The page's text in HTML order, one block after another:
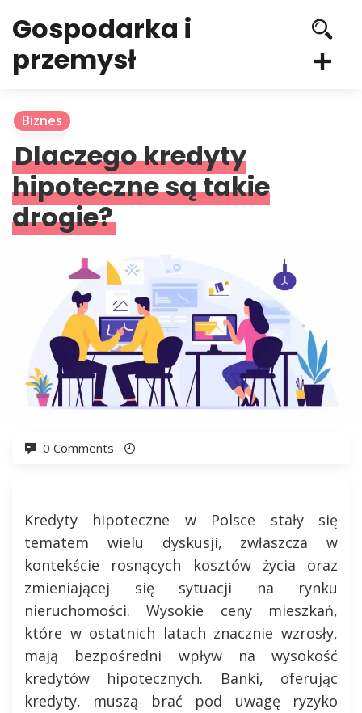
Gospodarka i
przemysł
Biznes
Dlaczego kredyty
hipoteczne są takie
drogie?
0 Comments
Kredyty hipoteczne w Polsce stały się
tematem wielu dyskusji, zwłaszcza w
kontekście rosnących kosztów życia oraz
zmieniającej się sytuacji na rynku
nieruchomości. Wysokie ceny mieszkań,
które w ostatnich latach znacznie wzrosły,
mają bezpośredni wpływ na wysokość
kredytów hipotecznych. Banki, oferując
kredyty, muszą brać pod uwagę ryzyko